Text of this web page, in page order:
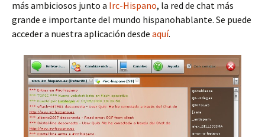
más ambiciosos junto a Irc-Hispano, la red de chat más
grande e importante del mundo hispanohablante. Se puede
acceder a nuestra aplicación desde aquí.